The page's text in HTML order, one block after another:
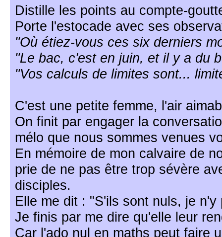
Distille les points au compte-
Porte l'estocade avec ses
"Où étiez-vous ces six derniers
"Le bac, c'est en juin, et il y a du
"Vos calculs de limites sont...
C'est une petite femme, l'air
On finit par engager la
mélo que nous sommes venues
En mémoire de mon calvaire de
prie de ne pas être trop sévère
disciples.
Elle me dit : "S'ils sont nuls, je n'y
Je finis par me dire qu'elle leur
Car l'ado nul en maths peut faire